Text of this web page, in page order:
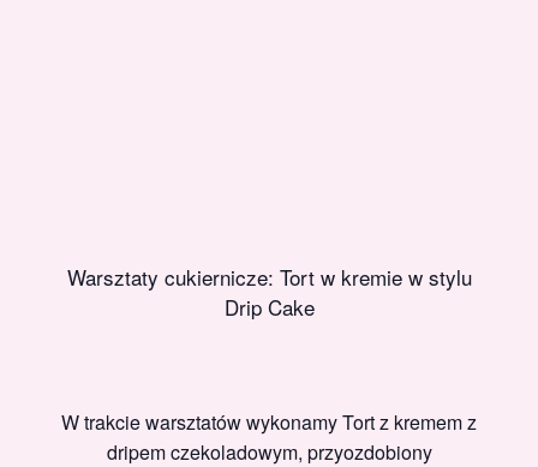
Warsztaty cukiernicze: Tort w kremie w stylu
Drip Cake
W trakcie warsztatów wykonamy Tort z kremem z
dripem czekoladowym, przyozdobiony